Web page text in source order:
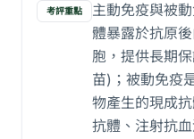
考評重點
主動免疫與被
體暴露於抗原
胞，提供長期
苗)；被動免疫
物產生的現成
抗體、注射抗